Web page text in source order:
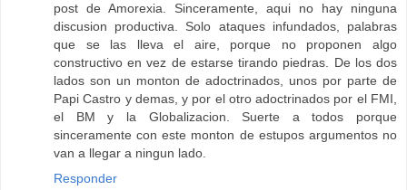
post de Amorexia. Sinceramente, aqui no hay ninguna
discusion productiva. Solo ataques infundados, palabras
que se las lleva el aire, porque no proponen algo
constructivo en vez de estarse tirando piedras. De los dos
lados son un monton de adoctrinados, unos por parte de
Papi Castro y demas, y por el otro adoctrinados por el FMI,
el BM y la Globalizacion. Suerte a todos porque
sinceramente con este monton de estupos argumentos no
van a llegar a ningun lado.
Responder